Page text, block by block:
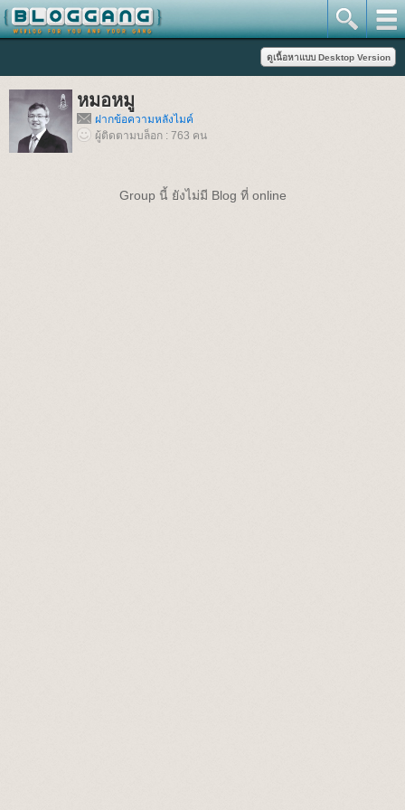
หมอหมู
ฝากข้อความหลังไมค์
ผู้ติดตามบล็อก : 763 คน
Group นี้ ยังไม่มี Blog ที่ online